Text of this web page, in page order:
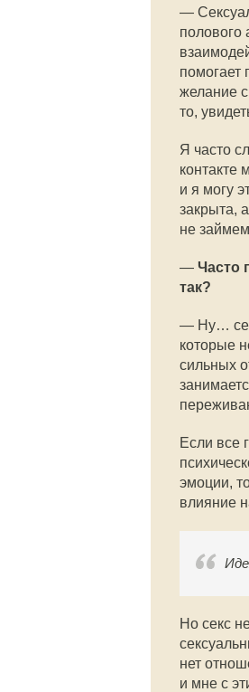
—
полового
помогает
желание
то,
Я часто
контакте
и я могу
закрыта,
не
— Часто
так?
— Ну…
которые
сильных
Если все
эмоции,
влияние
Но секс
нет
и мне с